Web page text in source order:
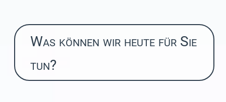
Was können wir heute für Sie
tun?